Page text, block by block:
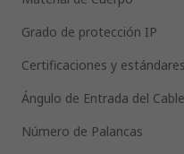
Grado de protección IP
Certificaciones y estándares
Ángulo de Entrada del Cable
Número de Palancas